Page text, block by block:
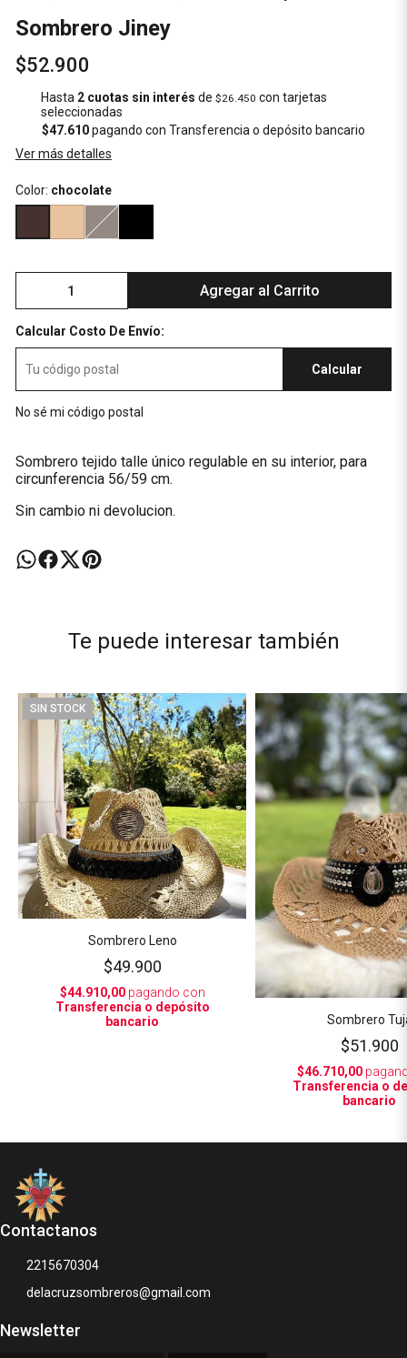
Sombrero Jiney
$52.900
Hasta 2 cuotas sin interés de $26.450 con tarjetas
seleccionadas
$47.610pagando con Transferencia o depósito bancario
Ver más detalles
Color: chocolate
Agregar al Carrito
Calcular Costo De Envío:
Calcular
No sé mi código postal
Sombrero tejido talle único regulable en su interior, para
circunferencia 56/59 cm.
Sin cambio ni devolucion.
Te puede interesar también
SIN STOCK
Sombrero Leno
$49.900
$44.910,00pagando con
Transferencia o depósito
bancario
Sombrero
$51.900
$46.710,00
Transferencia o
bancario
Contactanos
2215670304
delacruzsombreros@gmail.com
Newsletter